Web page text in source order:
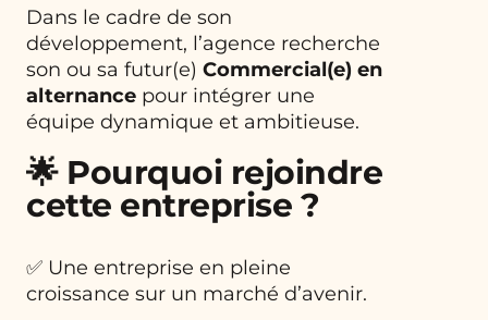
Dans le cadre de son
développement, l’agence recherche
son ou sa futur(e) Commercial(e) en
alternance pour intégrer une
équipe dynamique et ambitieuse.
🌟 Pourquoi rejoindre
cette entreprise ?
✅ Une entreprise en pleine
croissance sur un marché d’avenir.